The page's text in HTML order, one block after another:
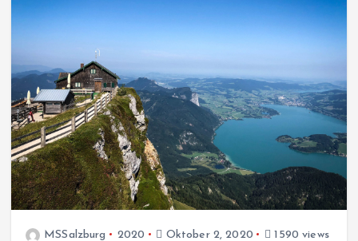
MSSalzburg 2020 Oktober 2, 2020 1590 views